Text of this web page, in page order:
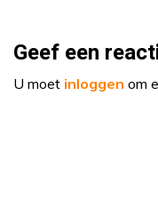
Geef een
U moet inloggen om